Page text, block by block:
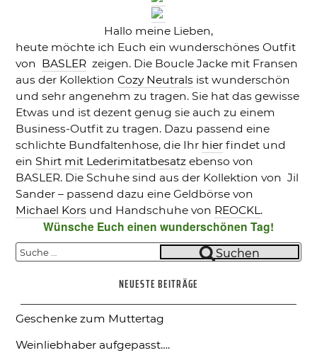
Hallo meine Lieben,
heute möchte ich Euch ein wunderschönes Outfit
von BASLER zeigen. Die Boucle Jacke mit Fransen
aus der KollektionCozy Neutrals ist wunderschön
und sehr angenehm zu tragen. Sie hat das gewisse
Etwas und ist dezent genug sie auch zu einem
Business-Outfit zu tragen. Dazu passend eine
schlichte Bundfaltenhose, die Ihr hier findet und
einShirt mit Lederimitatbesatz ebenso von
BASLER. Die Schuhe sind aus der Kollektion von Jil
Sander – passend dazu eine Geldbörse von
Michael Kors und Handschuhe von REOCKL .
Wünsche Euch einen wunderschönen Tag!
Suche
Suchen
NEUESTE BEITRÄGE
Geschenke zum Muttertag
Weinliebhaber aufgepasst….